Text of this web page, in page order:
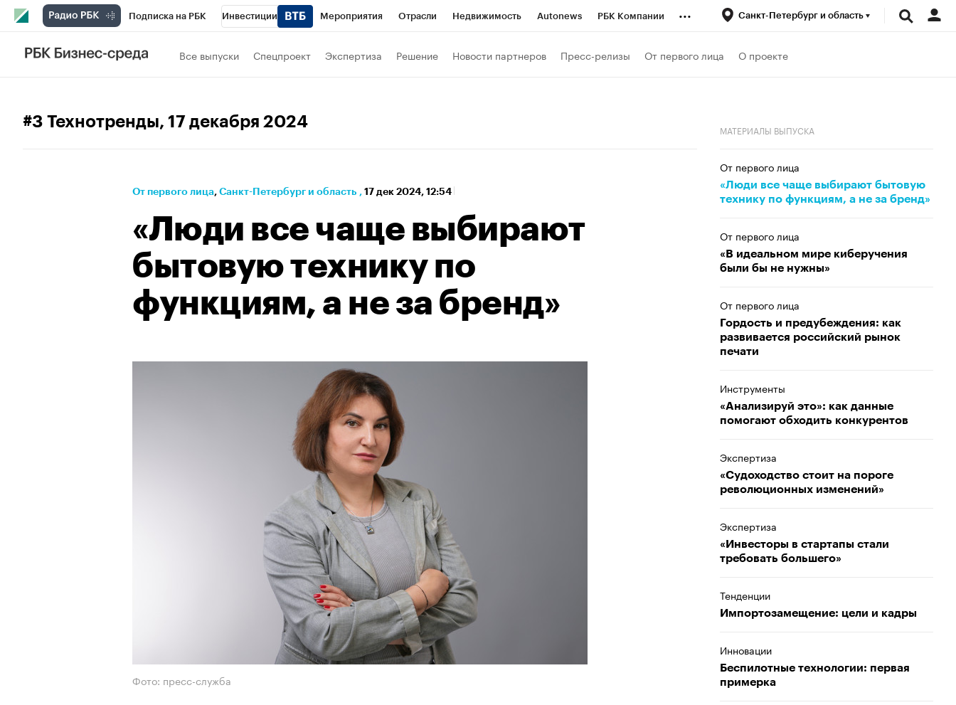
Подписка на РБК Инвестиции Мероприятия Отрасли Недвижимость Autonews РБК Компании
Телеканал
Кредитные рейтинги
... Санкт-Петербург и область
Все выпуски Спецпроект Экспертиза Решение Новости партнеров Пресс-релизы От первого лица О проекте
#3 Технотренды, 17 декабря 2024
От первого лица⁠, Санкт-Петербург и область , 17 дек 2024, 12:54
«Люди все чаще выбирают
бытовую технику по
функциям, а не за бренд»
Фото: пресс-служба
МАТЕРИАЛЫ ВЫПУСКА
От первого лица
«Люди все чаще выбирают бытовую
технику по функциям, а не за бренд»
От первого лица
«В идеальном мире киберучения
были бы не нужны»
От первого лица
Гордость и предубеждения: как
развивается российский рынок
печати
Инструменты
«Анализируй это»: как данные
помогают обходить конкурентов
Экспертиза
«Судоходство стоит на пороге
революционных изменений»
Экспертиза
«Инвесторы в стартапы стали
требовать большего»
Тенденции
Импортозамещение: цели и кадры
Инновации
Беспилотные технологии: первая
примерка